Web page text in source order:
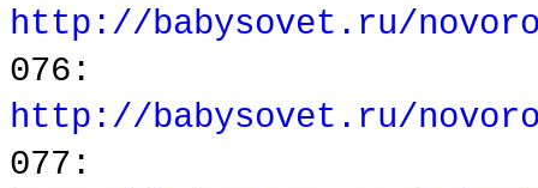
http://babysovet.ru/
076:
http://babysovet.ru/
077: